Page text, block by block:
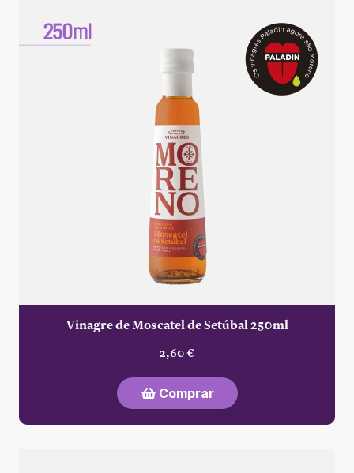
Vinagre de Moscatel de Setúbal 250ml
2,60 €
Comprar